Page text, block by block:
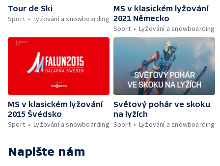
Tour de Ski
Sport
Lyžování a snowboarding
MS v klasickém lyžování
2021 Německo
Sport
Lyžování a snowboarding
MS v klasickém lyžování
2015 Švédsko
Sport
Lyžování a snowboarding
Světový pohár ve skoku
na lyžích
Sport
Lyžování a snowboarding
Napište nám